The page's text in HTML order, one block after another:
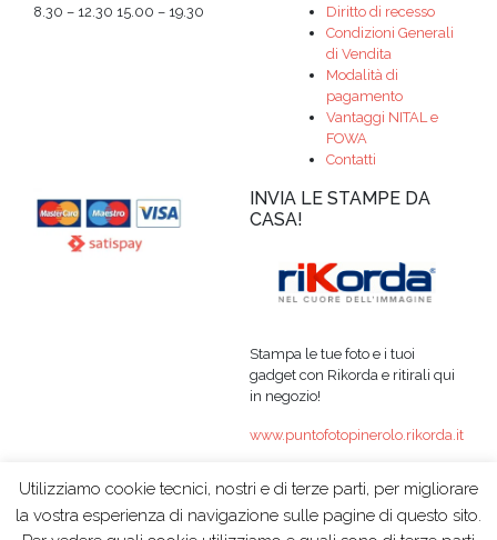
8.30 – 12.30 15.00 – 19.30
Diritto di recesso
Condizioni Generali
di Vendita
Modalità di
pagamento
Vantaggi NITAL e
FOWA
Contatti
INVIA LE STAMPE DA
CASA!
Stampa le tue foto e i tuoi
gadget con Rikorda e ritirali qui
in negozio!
www.puntofotopinerolo.rikorda.it
Utilizziamo cookie tecnici, nostri e di terze parti, per migliorare
la vostra esperienza di navigazione sulle pagine di questo sito.